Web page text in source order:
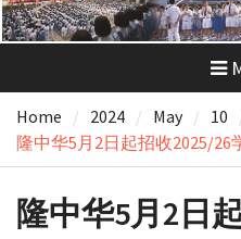
Home 2024 May
10
隆中华5月2日起招收2025/26
隆中华5月2日